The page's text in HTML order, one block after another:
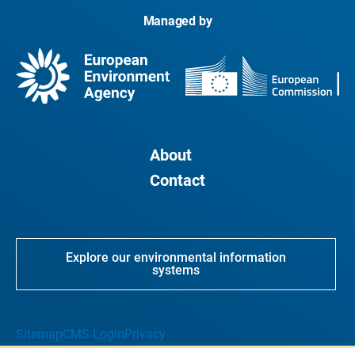
Managed by
About
Contact
Explore our environmental information
systems
SitemapCMS LoginPrivacy